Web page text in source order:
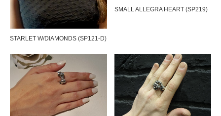
STARLET W/DIAMONDS (SP121-D)
SMALL ALLEGRA HEART (SP219)
SILK CODE w/HOOK（SN-SLK01）